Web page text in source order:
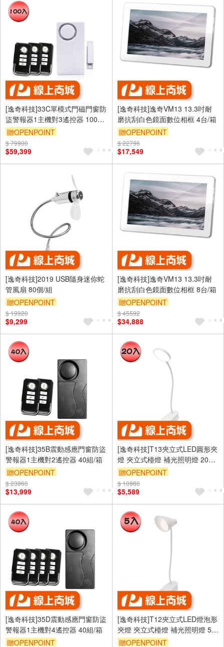
[逸奇科技]33C單模式門磁門窗防
盜警報器1主機對3遙控器 100組/
箱
贈OPENPOINT
$ 79900
$59,399
[逸奇科技]逸奇VM13 13.3吋耐
磨抗刮白色鏡面數位相框 4台/箱
贈OPENPOINT
$ 22796
$17,549
[逸奇科技]2019 USB隨身迷你蛇
管風扇 80個/組
贈OPENPOINT
$ 19920
$9,299
[逸奇科技]逸奇VM13 13.3吋耐
磨抗刮白色鏡面數位相框 8台/箱
贈OPENPOINT
$ 45592
$34,888
[逸奇科技]35B震動感應門窗防盜
警報器1主機對2遙控器 40組/箱
贈OPENPOINT
$ 23960
$13,999
[逸奇科技]T13夾立式LED圓形夾
燈 夾立式檯燈 補光照明燈 20個/
組
贈OPENPOINT
$ 10980
$5,589
[逸奇科技]35D震動感應門窗防盜
警報器1主機對4遙控器 40組/箱
贈OPENPOINT
[逸奇科技]T12夾立式LED燈泡形
夾燈 夾立式檯燈 補光照明燈 5
個/組
贈OPENPOINT